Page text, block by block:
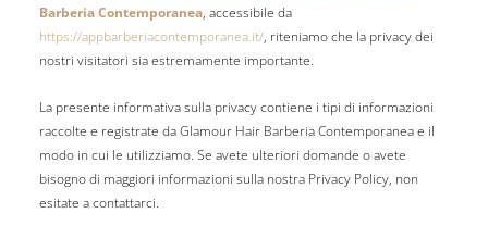
Barberia Contemporanea, accessibile da
https://appbarberiacontemporanea.it/, riteniamo che la privacy dei
nostri visitatori sia estremamente importante.
La presente informativa sulla privacy contiene i tipi di informazioni
raccolte e registrate da Glamour Hair Barberia Contemporanea e il
modo in cui le utilizziamo. Se avete ulteriori domande o avete
bisogno di maggiori informazioni sulla nostra Privacy Policy, non
esitate a contattarci.